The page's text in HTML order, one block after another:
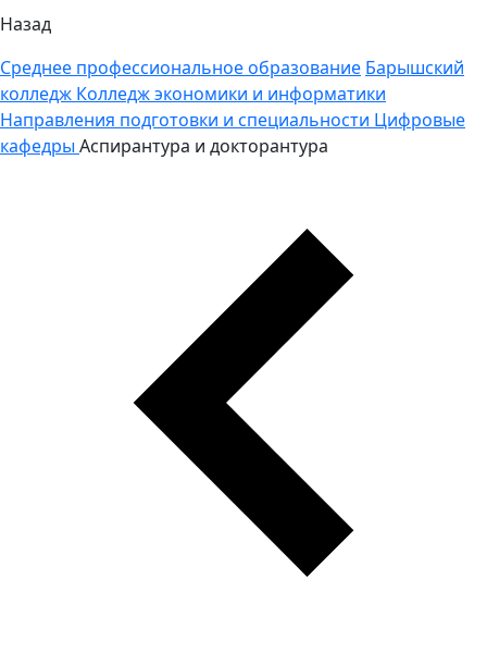
Назад
Среднее профессиональное образование Барышский
колледж Колледж экономики и информатики
Направления подготовки и специальности Цифровые
кафедры Аспирантура и докторантура